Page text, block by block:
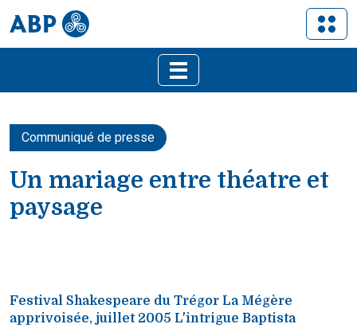
Communiqué de presse
Un mariage entre théatre et
paysage
Festival Shakespeare du Trégor La Mégère
apprivoisée, juillet 2005 L'intrigue Baptista